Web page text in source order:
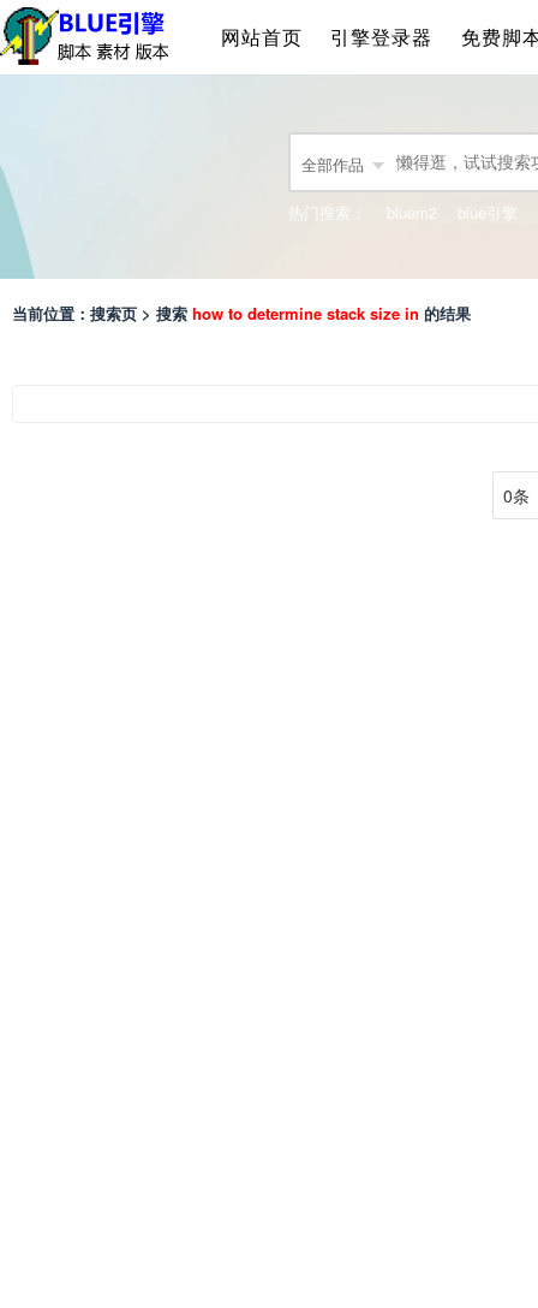
网站首页 引擎登录器 免费脚
全部作品
热门搜索： bluem2 blue引擎
当前位置：搜索页 > 搜索 how to determine stack size in 的结果
0条